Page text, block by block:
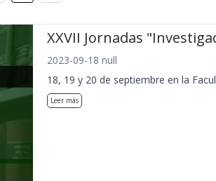
XXVII Jornadas
2023-09-18 null
18, 19 y 20 de septiembre en la
Leer más